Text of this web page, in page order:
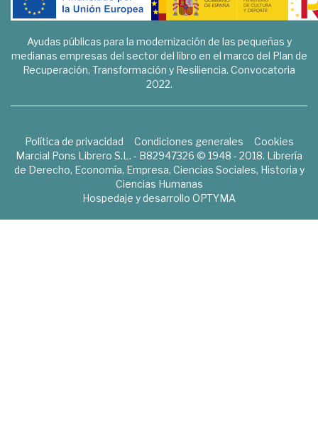
Ayudas públicas para la modernización de las pequeñas y
medianas empresas del sector del libro en el marco del Plan de
Recuperación, Transformación y Resiliencia. Convocatoria
2022.
Política de privacidad Condiciones generales
Cookies
Marcial Pons Librero S.L. - B82947326 © 1948 - 2018. Librería
de Derecho, Economía, Empresa, Ciencias Sociales, Historia y
Ciencias Humanas
Hospedaje y desarrollo OPTYMA